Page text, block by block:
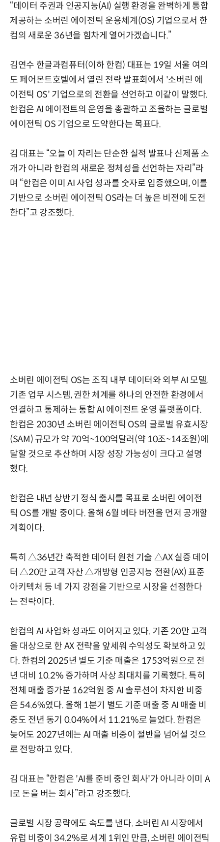
“데이터 주권과 인공지능(AI) 실행 환경을 완벽하게 통합
제공하는 소버린 에이전틱 운용체계(OS) 기업으로서 한
컴의 새로운 36년을 힘차게 열어가겠습니다.”
김연수 한글과컴퓨터(이하 한컴) 대표는 19일 서울 여의
도 페어몬트호텔에서 열린 전략 발표회에서 '소버린 에
이전틱 OS' 기업으로의 전환을 선언하고 이같이 말했다.
한컴은 AI 에이전트의 운영을 총괄하고 조율하는 글로벌
에이전틱 OS 기업으로 도약한다는 목표다.
김 대표는 “오늘 이 자리는 단순한 실적 발표나 신제품 소
개가 아니라 한컴의 새로운 정체성을 선언하는 자리”라
며 “한컴은 이미 AI 사업 성과를 숫자로 입증했으며, 이를
기반으로 소버린 에이전틱 OS라는 더 높은 비전에 도전
한다”고 강조했다.
소버린 에이전틱 OS는 조직 내부 데이터와 외부 AI 모델,
기존 업무 시스템, 권한 체계를 하나의 안전한 환경에서
연결하고 통제하는 통합 AI 에이전트 운영 플랫폼이다.
한컴은 2030년 소버린 에이전틱 OS의 글로벌 유효시장
(SAM) 규모가 약 70억~100억달러(약 10조~14조원)에
달할 것으로 추산하며 시장 성장 가능성이 크다고 설명
했다.
한컴은 내년 상반기 정식 출시를 목표로 소버린 에이전
틱 OS를 개발 중이다. 올해 6월 베타 버전을 먼저 공개할
계획이다.
특히 △36년간 축적한 데이터 원천 기술 △AX 실증 데이
터 △20만 고객 자산 △개방형 인공지능 전환(AX) 표준
아키텍처 등 네 가지 강점을 기반으로 시장을 선점한다
는 전략이다.
한컴의 AI 사업화 성과도 이어지고 있다. 기존 20만 고객
을 대상으로 한 AX 전략을 앞세워 수익성도 확보하고 있
다. 한컴의 2025년 별도 기준 매출은 1753억원으로 전
년 대비 10.2% 증가하며 사상 최대치를 기록했다. 특히
전체 매출 증가분 162억원 중 AI 솔루션이 차지한 비중
은 54.6%였다. 올해 1분기 별도 기준 매출 중 AI 매출 비
중도 전년 동기 0.04%에서 11.21%로 늘었다. 한컴은
늦어도 2027년에는 AI 매출 비중이 절반을 넘어설 것으
로 전망하고 있다.
김 대표는 “한컴은 'AI를 준비 중인 회사'가 아니라 이미 A
I로 돈을 버는 회사”라고 강조했다.
글로벌 시장 공략에도 속도를 낸다. 소버린 AI 시장에서
유럽 비중이 34.2%로 세계 1위인 만큼, 소버린 에이전틱